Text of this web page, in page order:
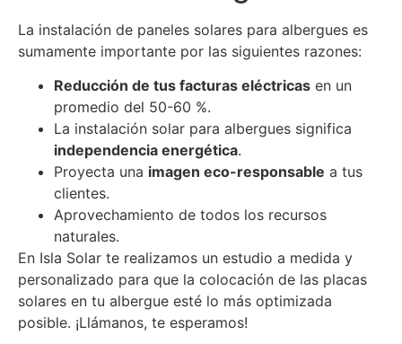
La instalación de paneles solares para albergues es
sumamente importante por las siguientes razones:
Reducción de tus facturas eléctricas en un
promedio del 50-60 %.
La instalación solar para albergues significa
independencia energética.
Proyecta una imagen eco-responsable a tus
clientes.
Aprovechamiento de todos los recursos
naturales.
En Isla Solar te realizamos un estudio a medida y
personalizado para que la colocación de las placas
solares en tu albergue esté lo más optimizada
posible. ¡Llámanos, te esperamos!